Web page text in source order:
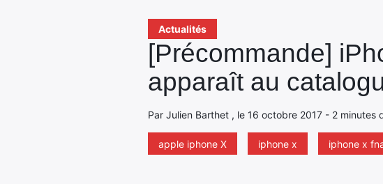
Actualités
[Précommande]
apparaît au
Par Julien Barthet , le 16 octobre 2017 - 2 minutes
apple iphone X iphone x iphone x